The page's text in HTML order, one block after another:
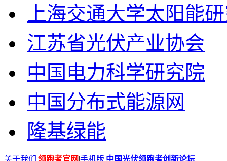
上海交通大学太阳能
江苏省光伏产业协会
中国电力科学研究院
中国分布式能源网
隆基绿能
关于我们 |领跑者官网|手机版|中国光伏领跑者创新论坛|